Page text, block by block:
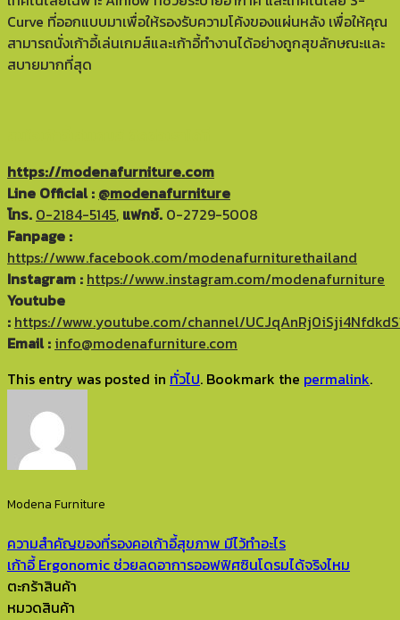
Curve ที่ออกแบบมาเพื่อให้รองรับความโค้งของแผ่นหลัง เพื่อให้คุณ
สามารถนั่งเก้าอี้เล่นเกมส์และเก้าอี้ทำงานได้อย่างถูกสุขลักษณะและ
สบายมากที่สุด
https://modenafurniture.com
Line Official : @modenafurniture
โทร. 0-2184-5145, แฟกซ์. 0-2729-5008
Fanpage :
https://www.facebook.com/modenafurniturethailand
Instagram : https://www.instagram.com/modenafurniture
Youtube
: https://www.youtube.com/channel/
Email : info@modenafurniture.com
This entry was posted in ทั่วไป. Bookmark the permalink.
Modena Furniture
ความสำคัญของที่รองคอเก้าอี้สุขภาพ มีไว้ทำอะไร
เก้าอี้ Ergonomic ช่วยลดอาการออฟฟิศซินโดรมได้จริงไหม
ตะกร้าสินค้า
หมวดสินค้า